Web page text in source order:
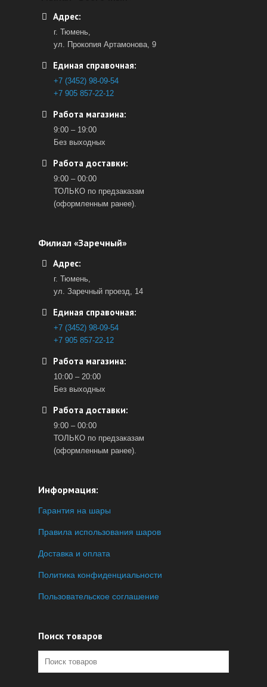
Адрес:
г. Тюмень,
ул. Прокопия Артамонова, 9
Единая справочная:
+7 (3452) 98-09-54
+7 905 857-22-12
Работа магазина:
9:00 – 19:00
Без выходных
Работа доставки:
9:00 – 00:00
ТОЛЬКО по предзаказам
(оформленным ранее).
Филиал «Заречный»
Адрес:
г. Тюмень,
ул. Заречный проезд, 14
Единая справочная:
+7 (3452) 98-09-54
+7 905 857-22-12
Работа магазина:
10:00 – 20:00
Без выходных
Работа доставки:
9:00 – 00:00
ТОЛЬКО по предзаказам
(оформленным ранее).
Информация:
Гарантия на шары
Правила использования шаров
Доставка и оплата
Политика конфиденциальности
Пользовательское соглашение
Поиск товаров